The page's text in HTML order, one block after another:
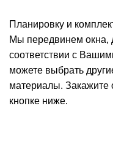
Планировку и
Мы передвинем окна,
соответствии с
можете выбрать
материалы. Закажите
кнопке ниже.